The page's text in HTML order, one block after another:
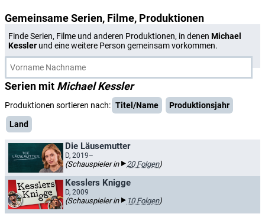
Gemeinsame Serien, Filme, Produktionen
Finde Serien, Filme und anderen Produktionen, in denen Michael
Kessler und eine weitere Person gemeinsam vorkommen.
Serien mit Michael Kessler
Produktionen sortieren nach: Titel/Name
Produktionsjahr
Land
Die Läusemutter
D, 2019–
(Schauspieler in 20 Folgen)
Kesslers Knigge
D, 2009
(Schauspieler in 10 Folgen)